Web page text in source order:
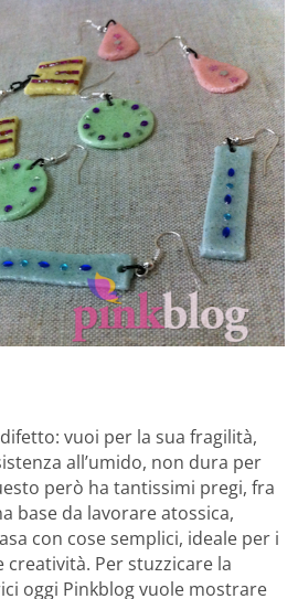
vuoi per la sua fragilità,
all’umido, non dura per
però ha tantissimi pregi, fra
base da lavorare atossica,
con cose semplici, ideale per i
creatività. Per stuzzicare la
oggi Pinkblog vuole mostrare